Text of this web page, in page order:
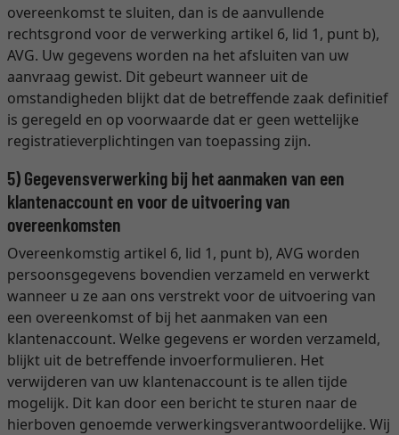
overeenkomst te sluiten, dan is de aanvullende
rechtsgrond voor de verwerking artikel 6, lid 1, punt b),
AVG. Uw gegevens worden na het afsluiten van uw
aanvraag gewist. Dit gebeurt wanneer uit de
omstandigheden blijkt dat de betreffende zaak definitief
is geregeld en op voorwaarde dat er geen wettelijke
registratieverplichtingen van toepassing zijn.
5) Gegevensverwerking bij het aanmaken van een
klantenaccount en voor de uitvoering van
overeenkomsten
Overeenkomstig artikel 6, lid 1, punt b), AVG worden
persoonsgegevens bovendien verzameld en verwerkt
wanneer u ze aan ons verstrekt voor de uitvoering van
een overeenkomst of bij het aanmaken van een
klantenaccount. Welke gegevens er worden verzameld,
blijkt uit de betreffende invoerformulieren. Het
verwijderen van uw klantenaccount is te allen tijde
mogelijk. Dit kan door een bericht te sturen naar de
hierboven genoemde verwerkingsverantwoordelijke. Wij